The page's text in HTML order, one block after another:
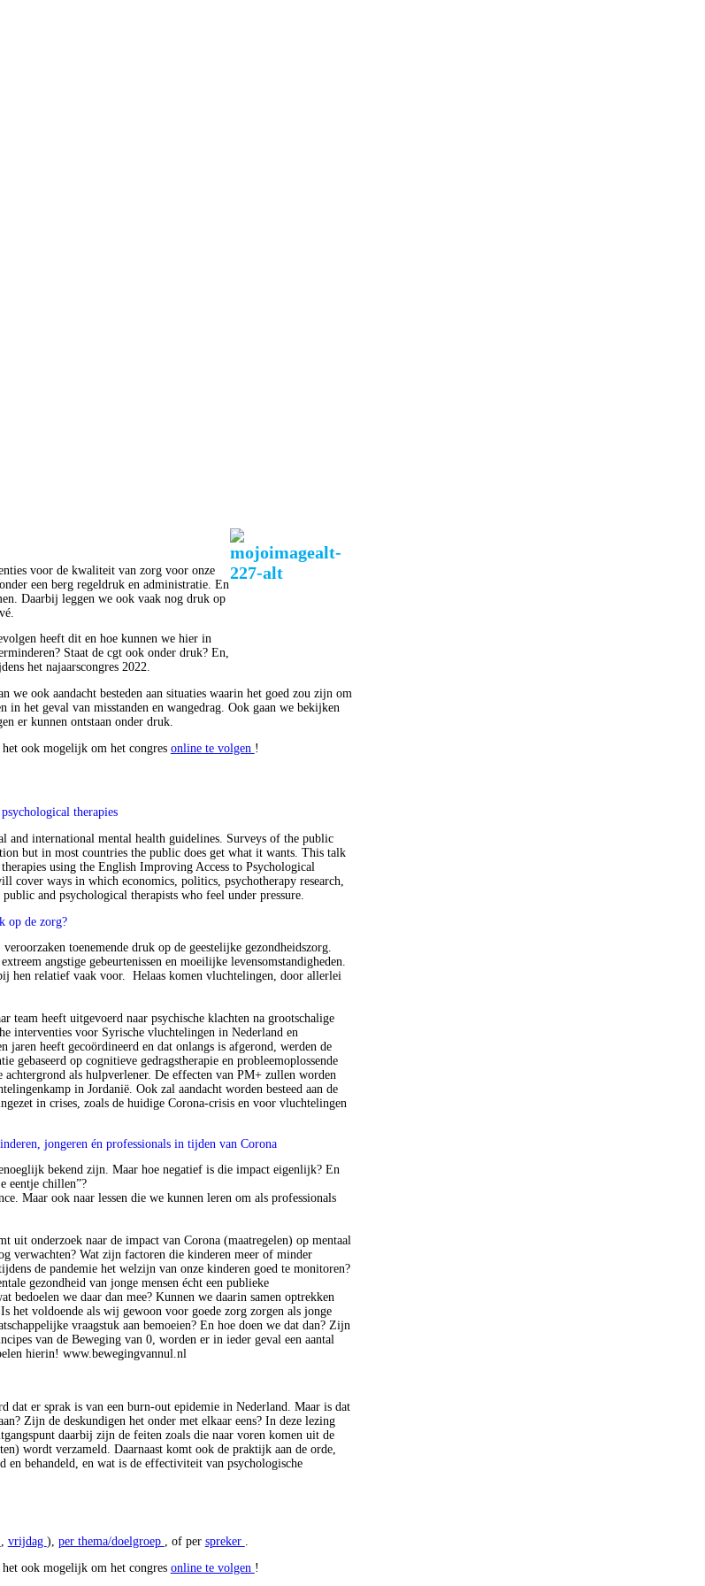
voor de kwaliteit van zorg voor onze
een berg regeldruk en administratie. En
Daarbij leggen we ook vaak nog druk op
heeft dit en hoe kunnen we hier in
Staat de cgt ook onder druk? En,
het najaarscongres 2022.
we ook aandacht besteden aan situaties waarin het goed zou zijn om
in het geval van misstanden en wangedrag. Ook gaan we bekijken
er kunnen ontstaan onder druk.
ook mogelijk om het congres online te volgen !
therapies
and international mental health guidelines. Surveys of the public
but in most countries the public does get what it wants. This talk
using the English Improving Access to Psychological
cover ways in which economics, politics, psychotherapy research,
and psychological therapists who feel under pressure.
op de zorg?
toenemende druk op de geestelijke gezondheidszorg.
angstige gebeurtenissen en moeilijke levensomstandigheden.
hen relatief vaak voor. Helaas komen vluchtelingen, door allerlei
heeft uitgevoerd naar psychische klachten na grootschalige
interventies voor Syrische vluchtelingen in Nederland en
heeft gecoördineerd en dat onlangs is afgerond, werden de
op cognitieve gedragstherapie en probleemoplossende
als hulpverlener. De effecten van PM+ zullen worden
in Jordanië. Ook zal aandacht worden besteed aan de
in crises, zoals de huidige Corona-crisis en voor vluchtelingen
jongeren én professionals in tijden van Corona
bekend zijn. Maar hoe negatief is die impact eigenlijk? En
eentje chillen”?
Maar ook naar lessen die we kunnen leren om als professionals
uit onderzoek naar de impact van Corona (maatregelen) op mentaal
verwachten? Wat zijn factoren die kinderen meer of minder
de pandemie het welzijn van onze kinderen goed te monitoren?
gezondheid van jonge mensen écht een publieke
bedoelen we daar dan mee? Kunnen we daarin samen optrekken
het voldoende als wij gewoon voor goede zorg zorgen als jonge
vraagstuk aan bemoeien? En hoe doen we dat dan? Zijn
van de Beweging van 0, worden er in ieder geval een aantal
hierin! www.bewegingvannul.nl
dat er sprak is van een burn-out epidemie in Nederland. Maar is dat
Zijn de deskundigen het onder met elkaar eens? In deze lezing
daarbij zijn de feiten zoals die naar voren komen uit de
wordt verzameld. Daarnaast komt ook de praktijk aan de orde,
en behandeld, en wat is de effectiviteit van psychologische
, vrijdag ), per thema/doelgroep , of per spreker .
ook mogelijk om het congres online te volgen !